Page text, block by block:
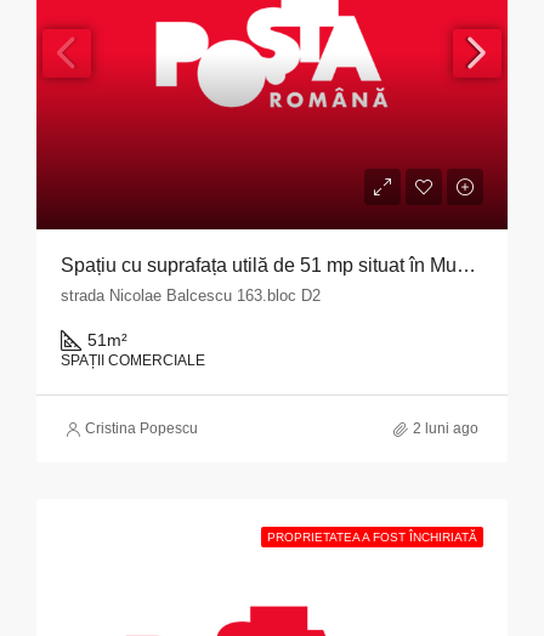
Spațiu cu suprafața utilă de 51 mp situat în Municipiul Pitești, str. Nicolae Bălcescu nr. 163, bloc D2, județul Argeș
strada Nicolae Balcescu 163.bloc D2
51 m²
SPAȚII COMERCIALE
Cristina Popescu 2 luni ago
PROPRIETATEA A FOST ÎNCHIRIATĂ